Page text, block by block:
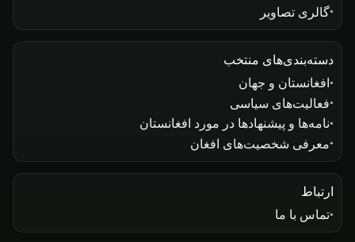
گالری تصاویر
دسته‌بندی‌های منتخب
افغانستان و جهان
فعالیت‌های سیاسی
نامه‌ها و پیشنهادها در مورد افغانستان
معرفی شخصیت‌های افغان
ارتباط
تماس با ما